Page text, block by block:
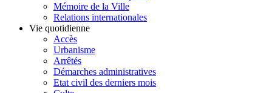
Mémoire de la Ville
Relations internationales
Vie quotidienne
Accès
Urbanisme
Arrêtés
Démarches administratives
Etat civil des derniers mois